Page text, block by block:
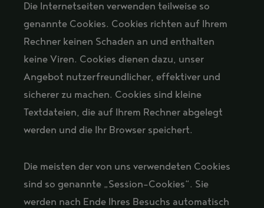
Die Internetseiten verwenden teilweise so
genannte Cookies. Cookies richten auf Ihrem
Rechner keinen Schaden an und enthalten
keine Viren. Cookies dienen dazu, unser
Angebot nutzerfreundlicher, effektiver und
sicherer zu machen. Cookies sind kleine
Textdateien, die auf Ihrem Rechner abgelegt
werden und die Ihr Browser speichert.
Die meisten der von uns verwendeten Cookies
sind so genannte „Session-Cookies“. Sie
werden nach Ende Ihres Besuchs automatisch